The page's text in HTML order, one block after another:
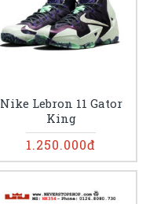
Nike Lebron 11 Gator
King
1.250.000đ